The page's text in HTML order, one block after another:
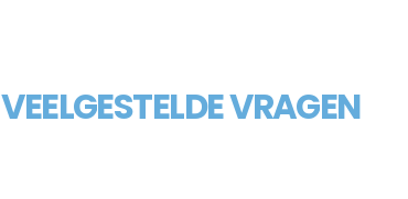
VEELGESTELDE VRAGEN